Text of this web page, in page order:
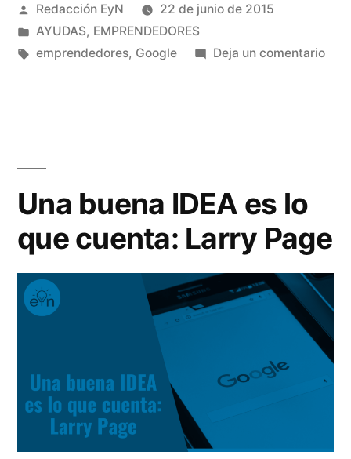
para
emprendedores
Publicado
por
Redacción EyN
22 de junio de 2015
Publicado
en
AYUDAS, EMPRENDEDORES
Etiquetas:
emprendedores, Google Deja un comentarioen
Una buena IDEA es lo
que cuenta: Larry Page